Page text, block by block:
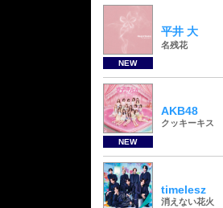
NEW
平井 大
名残花
NEW
AKB48
クッキーキス
timelesz
消えない花火